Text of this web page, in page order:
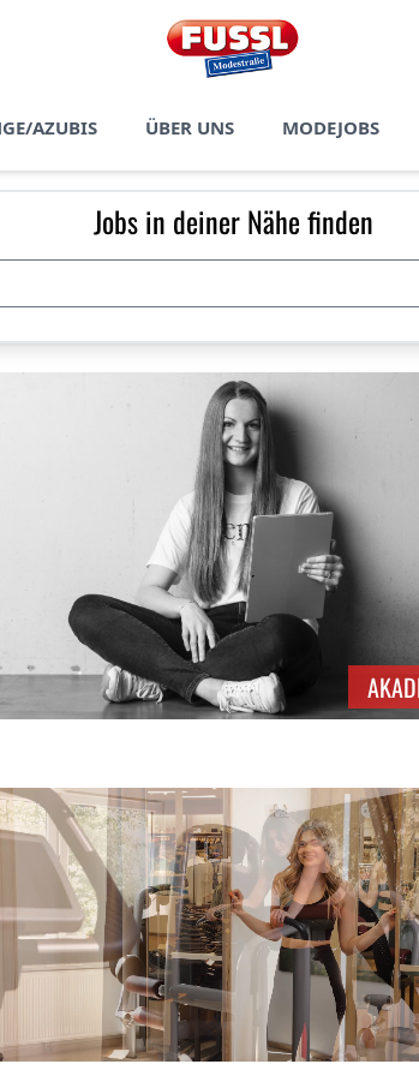
AZUBIS ÜBER UNS MODEJOBS
Jobs in deiner Nähe finden